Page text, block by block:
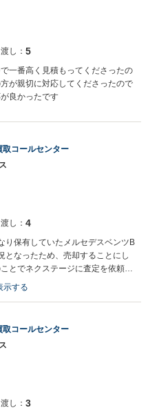
。輸入車の他にもミニバンや
ます。 今後とも宜し
し： 5
一番高く見積もってくださったの
が親切に対応してくださったので
良かったです
コールセンター
し： 4
り保有していたメルセデスベンツB
となったため、売却することにし
とでネクステージに査定を依頼。
テージの方が対応も良く、査定額
ステージでございます。 この
て誠にありがとうございまし
。輸入車の他にもミニバンや
ます。 今後とも宜し
示する
コールセンター
し： 3